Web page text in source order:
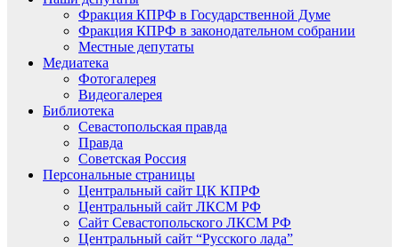
Фракция КПРФ в Государственной Думе
Фракция КПРФ в законодательном собрании
Местные депутаты
Медиатека
Фотогалерея
Видеогалерея
Библиотека
Севастопольская правда
Правда
Советская Россия
Персональные страницы
Центральный сайт ЦК КПРФ
Центральный сайт ЛКСМ РФ
Сайт Севастопольского ЛКСМ РФ
Центральный сайт “Русского лада”